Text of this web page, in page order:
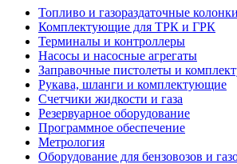
Топливо и газораздаточные колонки
Комплектующие для ТРК и ГРК
Терминалы и контроллеры
Насосы и насосные агрегаты
Заправочные пистолеты и
Рукава, шланги и комплектующие
Счетчики жидкости и газа
Резервуарное оборудование
Программное обеспечение
Метрология
Оборудование для бензовозов и